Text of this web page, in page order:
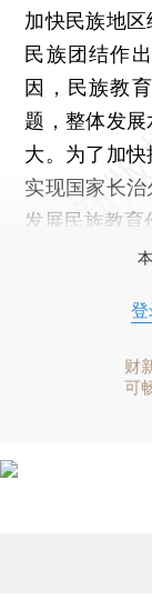
加快民族地
民族团结作
因，民族教
题，整体发
大。为了加快
实现国家长
发展民族教育
登
财
可